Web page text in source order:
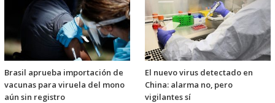
Brasil aprueba importación de
vacunas para viruela del mono
aún sin registro
El nuevo virus detectado en
China: alarma no, pero
vigilantes sí